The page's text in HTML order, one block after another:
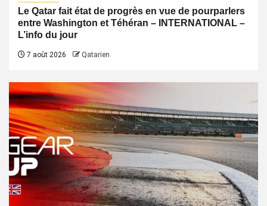
Le Qatar fait état de progrès en vue de pourparlers
entre Washington et Téhéran – INTERNATIONAL –
L’info du jour
7 août 2026 Qatarien